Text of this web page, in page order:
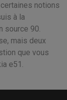
notions
à la
source 90.
mais deux
que vous
e51.